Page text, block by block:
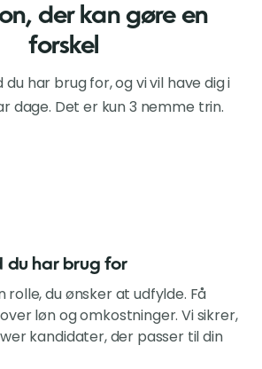
der kan gøre en
forskel
har brug for, og vi vil have dig i
dage. Det er kun 3 nemme trin.
du har brug for
du ønsker at udfylde. Få
løn og omkostninger. Vi sikrer,
kandidater, der passer til din